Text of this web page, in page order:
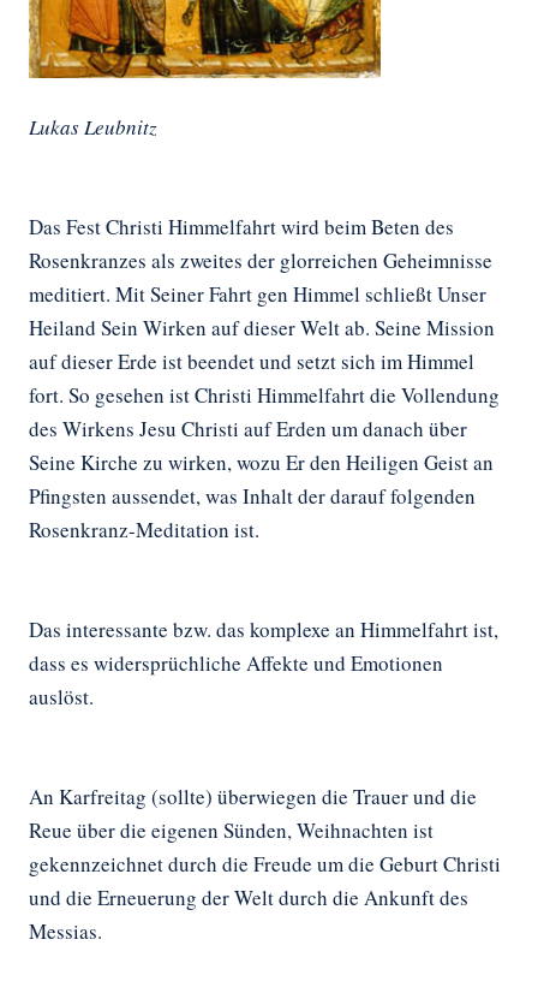
Lukas Leubnitz
Das Fest Christi Himmelfahrt wird beim Beten des
Rosenkranzes als zweites der glorreichen Geheimnisse
meditiert. Mit Seiner Fahrt gen Himmel schließt Unser
Heiland Sein Wirken auf dieser Welt ab. Seine Mission
auf dieser Erde ist beendet und setzt sich im Himmel
fort. So gesehen ist Christi Himmelfahrt die Vollendung
des Wirkens Jesu Christi auf Erden um danach über
Seine Kirche zu wirken, wozu Er den Heiligen Geist an
Pfingsten aussendet, was Inhalt der darauf folgenden
Rosenkranz-Meditation ist.
Das interessante bzw. das komplexe an Himmelfahrt ist,
dass es widersprüchliche Affekte und Emotionen
auslöst.
An Karfreitag (sollte) überwiegen die Trauer und die
Reue über die eigenen Sünden, Weihnachten ist
gekennzeichnet durch die Freude um die Geburt Christi
und die Erneuerung der Welt durch die Ankunft des
Messias.